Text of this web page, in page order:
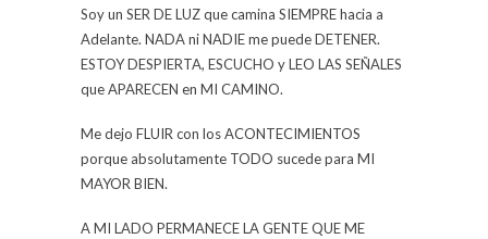
Soy un SER DE LUZ que camina SIEMPRE hacia a
Adelante. NADA ni NADIE me puede DETENER.
ESTOY DESPIERTA, ESCUCHO y LEO LAS SEÑALES
que APARECEN en MI CAMINO.
Me dejo FLUIR con los ACONTECIMIENTOS
porque absolutamente TODO sucede para MI
MAYOR BIEN.
A MI LADO PERMANECE LA GENTE QUE ME